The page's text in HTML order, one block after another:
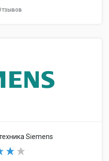
Siemens